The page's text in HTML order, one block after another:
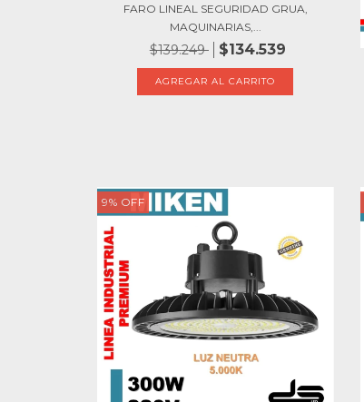
FARO LINEAL SEGURIDAD GRUA,
MAQUINARIAS,...
$139.249 $134.539
9% OFF